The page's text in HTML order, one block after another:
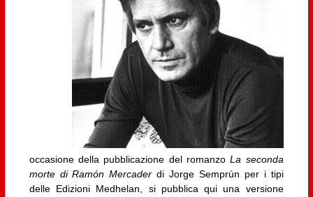
occasione della pubblicazione del romanzoLa seconda
morte di Ramón Mercader di Jorge Semprún per i tipi
delle Edizioni Medhelan, si pubblica qui una versione